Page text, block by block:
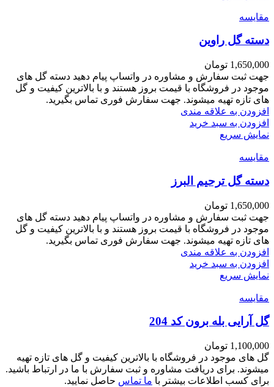
مقايسه
دسته گل راوین
1,650,000 تومان
جهت ثبت سفارش و مشاوره در واتساپ پیام دهید دسته گل های
موجود در فروشگاه با قیمت بروز هستند و با بالاترین کیفیت و گل
های تازه تهیه میشوند. جهت سفارش فوری تماس بگیرید.
افزودن به علاقه مندی
افزودن به سبد خرید
نمایش سریع
مقايسه
دسته گل ترحیم البرز
1,650,000 تومان
جهت ثبت سفارش و مشاوره در واتساپ پیام دهید دسته گل های
موجود در فروشگاه با قیمت بروز هستند و با بالاترین کیفیت و گل
های تازه تهیه میشوند. جهت سفارش فوری تماس بگیرید.
افزودن به علاقه مندی
افزودن به سبد خرید
نمایش سریع
مقايسه
گل آرایی بله برون کد 204
1,100,000 تومان
گل های موجود در فروشگاه با بالاترین کیفیت و گل های تازه تهیه
میشوند. برای دریافت مشاوره و ثبت سفارش با ما در ارتباط باشید.
برای کسب اطلاعات بیشتر با ما تماس حاصل نمایید.